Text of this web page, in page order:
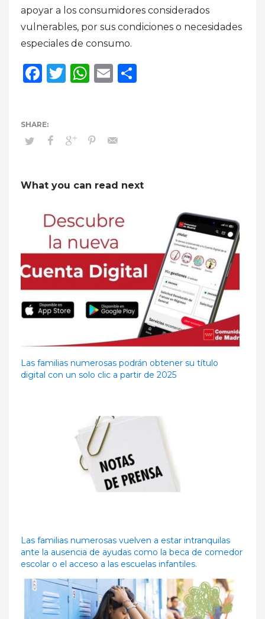
apoyar a los consumidores considerados
vulnerables, por sus condiciones o necesidades
especiales de consumo.
Facebook
Twitter
WhatsApp
Email
What you can read next
Las familias numerosas podrán obtener su título
digital con un solo clic a partir de 2025
Las familias numerosas vuelven a estar intranquilas
ante la ausencia de ayudas como la beca de comedor
escolar o el acceso a las escuelas infantiles.